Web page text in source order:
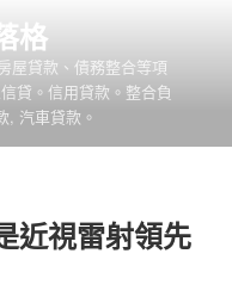
格
屋貸款、債務整合等項
貸。信用貸款。整合負
, 汽車貸款。
近視雷射領先